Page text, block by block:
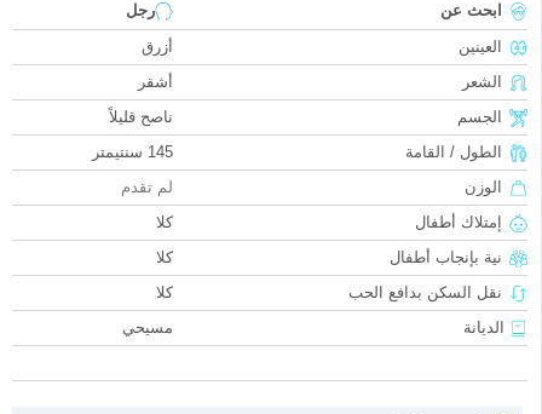
ابحث عن
رجل
العينين
أزرق
الشعر
أشقر
الجسم
ناصح قليلاً
الطول / القامة
145 سنتيمتر
الوزن
لم تقدم
إمتلاك أطفال
كلا
نية بإنجاب أطفال
كلا
نقل السكن بدافع الحب
كلا
الديانة
مسيحي